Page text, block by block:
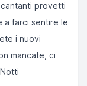
provetti
a farci sentire le
i nuovi
mancate, ci